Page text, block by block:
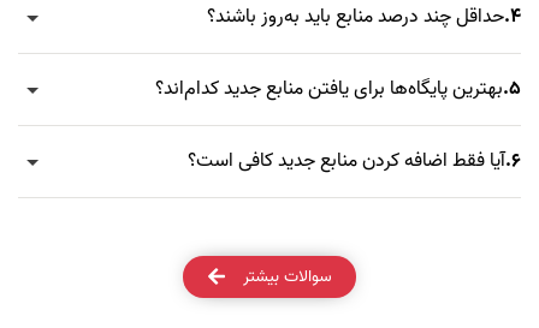
4.حداقل چند درصد منابع باید به‌روز باشند؟
5. بهترین پایگاه‌ها برای یافتن منابع جدید کدام‌اند؟
6.آیا فقط اضافه کردن منابع جدید کافی است؟
سوالات بیشتر